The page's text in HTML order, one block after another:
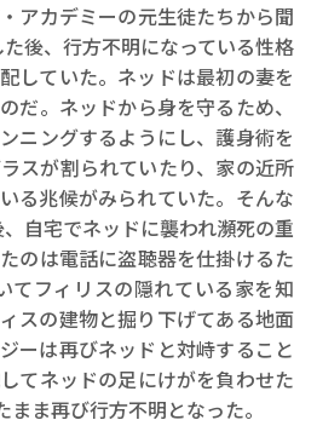
アカデミーの元生徒たちから聞
後、行方不明になっている性格
していた。ネッドは最初の妻を
だ。ネッドから身を守るため、
ニングするようにし、護身術を
スが割られていたり、家の近所
る兆候がみられていた。そんな
自宅でネッドに襲われ瀕死の重
のは電話に盗聴器を仕掛けるた
てフィリスの隠れている家を知
スの建物と掘り下げてある地面
ーは再びネッドと対峙すること
てネッドの足にけがを負わせた
ま再び行方不明となった。